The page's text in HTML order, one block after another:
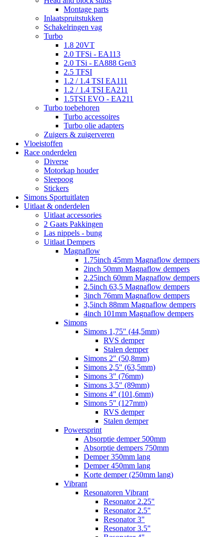
Montage parts
Inlaatspruitstukken
Schakelringen vag
Turbo
1.8 20VT
2.0 TFSi - EA113
2.0 TSi - EA888 Gen3
2.5 TFSI
1.2 / 1.4 TSI EA111
1.2 / 1.4 TSI EA211
1.5TSI EVO - EA211
Turbo toebehoren
Turbo accessoires
Turbo olie adapters
Zuigers & zuigerveren
Vloeistoffen
Race onderdelen
Diverse
Motorkap houder
Sleepoog
Stickers
Simons Sportuitlaten
Uitlaat & onderdelen
Uitlaat accessories
2 Gaats Pakkingen
Las nippels - bung
Uitlaat Dempers
Magnaflow
1.75inch 45mm Magnaflow dempers
2inch 50mm Magnaflow dempers
2.25inch 60mm Magnaflow dempers
2.5inch 63,5 Magnaflow dempers
3inch 76mm Magnaflow dempers
3,5inch 88mm Magnaflow dempers
4inch 101mm Magnaflow dempers
Simons
Simons 1,75" (44,5mm)
RVS demper
Stalen demper
Simons 2" (50,8mm)
Simons 2,5" (63,5mm)
Simons 3" (76mm)
Simons 3,5" (89mm)
Simons 4" (101,6mm)
Simons 5" (127mm)
RVS demper
Stalen demper
Powersprint
Absorptie demper 500mm
Absorptie dempers 750mm
Demper 350mm lang
Demper 450mm lang
Korte demper (250mm lang)
Vibrant
Resonatoren Vibrant
Resonator 2.25"
Resonator 2.5"
Resonator 3"
Resonator 3.5"